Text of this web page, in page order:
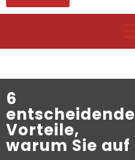
6
entscheidende
Vorteile,
warum Sie auf